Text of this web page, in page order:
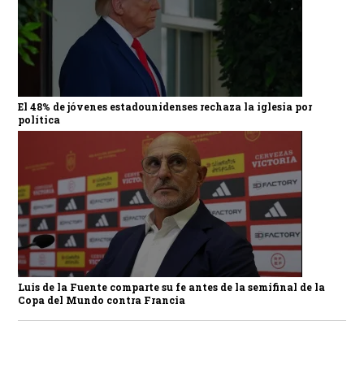
El 48% de jóvenes estadounidenses rechaza la iglesia por
política
Luis de la Fuente comparte su fe antes de la semifinal de la
Copa del Mundo contra Francia